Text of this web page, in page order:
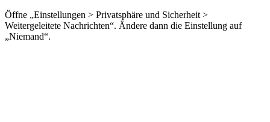
Öffne „Einstellungen > Privatsphäre und Sicherheit >
Weitergeleitete Nachrichten“. Ändere dann die Einstellung auf
„Niemand“.